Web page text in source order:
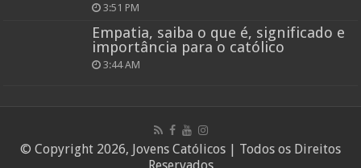
3:51 PM
Empatia, saiba o que é, significado e
importância para o católico
3:44 AM
© Copyright 2026, Jovens Católicos | Todos os Direitos